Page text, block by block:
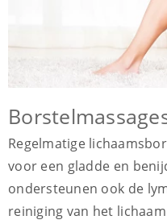
Regelmatige
voor een gladde en
ondersteunen ook de
reiniging van het